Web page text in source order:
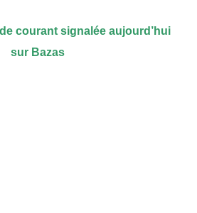
courant signalée aujourd’hui
sur Bazas